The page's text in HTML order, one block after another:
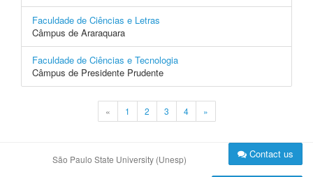
Faculdade de Ciências e Letras
Câmpus de Araraquara
Faculdade de Ciências e Tecnologia
Câmpus de Presidente Prudente
« 1 2 3 4 »
São Paulo State University (Unesp) Contact us